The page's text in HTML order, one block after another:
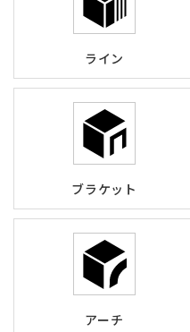
ライン
ブラケット
アーチ